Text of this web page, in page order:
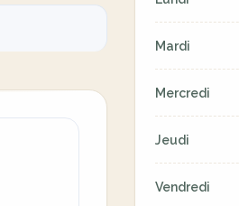
Mardi
Mercredi
Jeudi
Vendredi